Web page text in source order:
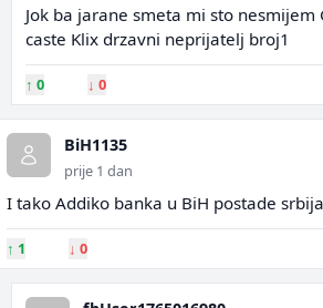
Jok ba jarane smeta mi sto
caste Klix drzavni neprijatelj broj1
↑ 0 ↓ 0
BiH1135
prije 1 dan
I tako Addiko banka u BiH postade
↑ 1 ↓ 0